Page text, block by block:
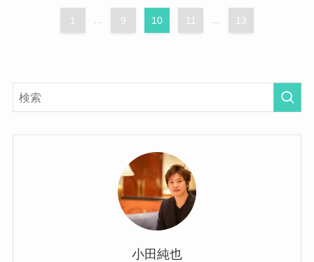
1 ... 9 10 11 ... 13
小田純也